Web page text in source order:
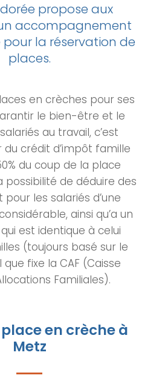
propose aux
accompagnement
la réservation de
places.
en crèches pour ses
le bien-être et le
au travail, c’est
du crédit d’impôt famille
du coup de la place
possibilité de déduire des
pour les salariés d’une
ainsi qu’a un
est identique à celui
(toujours basé sur le
fixe la CAF (Caisse
Familiales).
en crèche à
Metz